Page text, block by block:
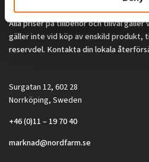
Alla priser på tillbehör och tillval gäller
gäller inte vid köp av enskild produkt,
reservdel. Kontakta din lokala
Surgatan 12, 602 28
Norrköping, Sweden
+46 (0)11 – 19 70 40
marknad@nordfarm.se